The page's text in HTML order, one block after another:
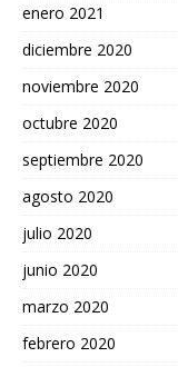
enero 2021
diciembre 2020
noviembre 2020
octubre 2020
septiembre 2020
agosto 2020
julio 2020
junio 2020
marzo 2020
febrero 2020